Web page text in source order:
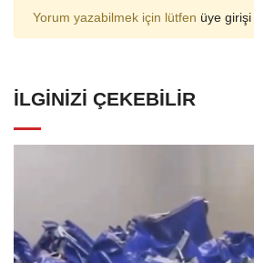
Yorum yazabilmek için lütfen üye girişi
İLGINIZI ÇEKEBILIR